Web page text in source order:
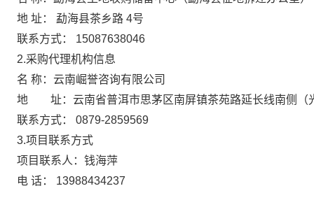
地 址： 勐海县茶乡路 4号
联系方式： 15087638046
2.采购代理机构信息
名 称：云南崛誉咨询有限公司
地 址：云南省普洱市思茅区南屏镇茶苑路延长线南侧（
联系方式： 0879-2859569
3.项目联系方式
项目联系人：钱海萍
电 话： 13988434237